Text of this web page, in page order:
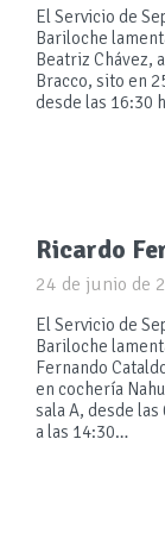
El Servicio de
Bariloche
Beatriz Chávez,
Bracco, sito en
desde las 16:30
Ricardo
24 de junio de
El Servicio de
Bariloche
Fernando
en cochería
sala A, desde
a las 14:30…